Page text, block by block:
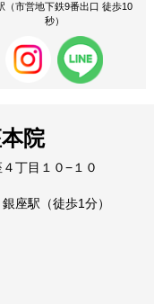
（市営地下鉄9番出口 徒歩10
秒）
院
丁目１０−１０
座駅（徒歩1分）